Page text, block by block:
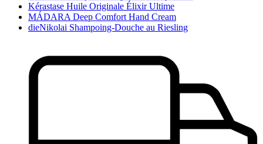
Kérastase Huile Originale Élixir Ultime
MÁDARA Deep Comfort Hand Cream
dieNikolai Shampoing-Douche au Riesling